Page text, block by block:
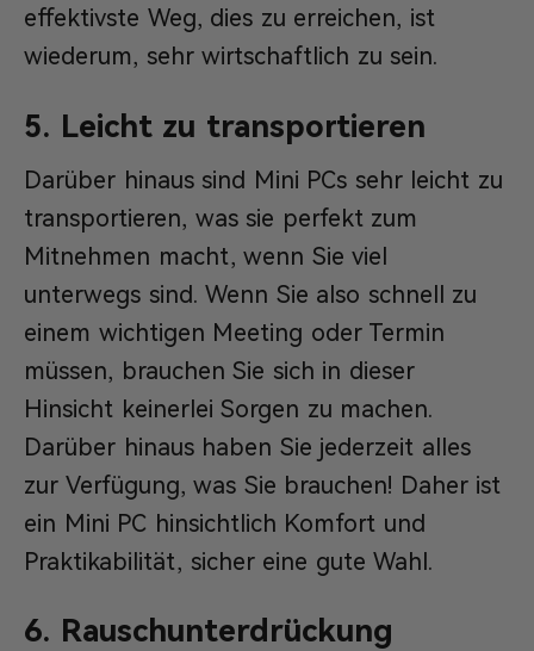
effektivste Weg, dies zu erreichen, ist
wiederum, sehr wirtschaftlich zu sein.
5. Leicht zu transportieren
Darüber hinaus sind Mini PCs sehr leicht zu
transportieren, was sie perfekt zum
Mitnehmen macht, wenn Sie viel
unterwegs sind. Wenn Sie also schnell zu
einem wichtigen Meeting oder Termin
müssen, brauchen Sie sich in dieser
Hinsicht keinerlei Sorgen zu machen.
Darüber hinaus haben Sie jederzeit alles
zur Verfügung, was Sie brauchen! Daher ist
ein Mini PC hinsichtlich Komfort und
Praktikabilität, sicher eine gute Wahl.
6. Rauschunterdrückung